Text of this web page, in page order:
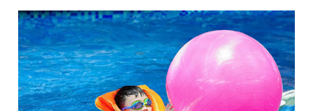
Tổng biên tập: Nguyễn Ngọc Toàn
Phó tổng biên tập thường trực: Hải Thành
Phó tổng biên tập: Lâm Hiếu Dũng
Phó tổng biên tập: Trần Việt Hưng
Tổng thư ký tòa soạn: Đức Trung
Giấy phép xuất bản số 110/GP - BTTTT cấp ngày 24.3.2020
© 2003-2026 Bản quyền thuộc về Báo Thanh Niên. Cấm sao